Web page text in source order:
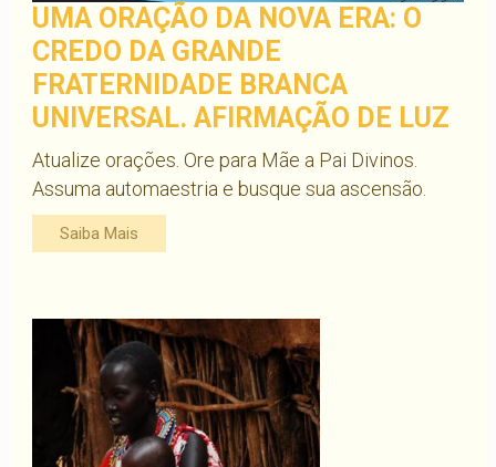
UMA ORAÇÃO DA NOVA ERA: O
CREDO DA GRANDE
FRATERNIDADE BRANCA
UNIVERSAL. AFIRMAÇÃO DE LUZ
Atualize orações. Ore para Mãe a Pai Divinos.
Assuma automaestria e busque sua ascensão.
Saiba Mais